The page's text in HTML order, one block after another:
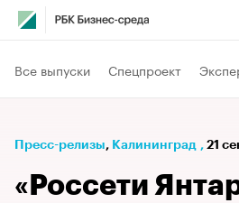
Все выпуски Спецпроект
Пресс-релизы⁠, Калининград , 21
«Россети